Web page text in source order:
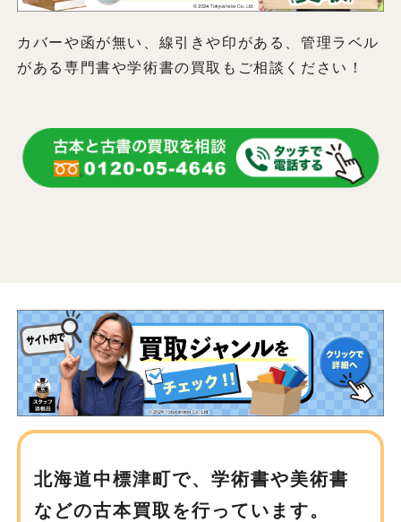
カバーや函が無い、線引きや印がある、管理ラベル
がある専門書や学術書の買取もご相談ください！
北海道中標津町で、学術書や美術書
などの古本買取を行っています。